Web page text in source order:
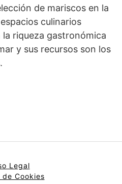
de mariscos en la
culinarios
riqueza gastronómica
y sus recursos son los
Legal
de Cookies